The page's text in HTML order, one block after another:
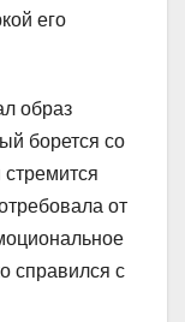
его
образ
борется со
от
справился с